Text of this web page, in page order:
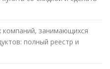
компаний, занимающихся
полный реестр и